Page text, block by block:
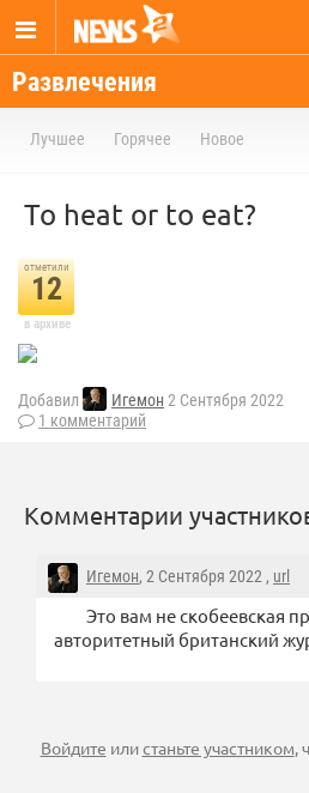
Развлечения
Лучшее Горячее Новое
To heat or to eat?
отметили
12
в архиве
Добавил Игемон 2 Сентября 2022
1 комментарий
Комментарии
Игемон, 2 Сентября 2022 , url
Это вам не скобеевская
авторитетный британский
Войдите илистаньте участником,